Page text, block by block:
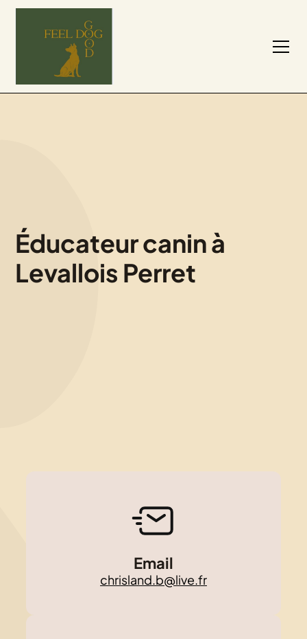
Éducateur canin à
Levallois Perret
Email
chrisland.b@live.fr